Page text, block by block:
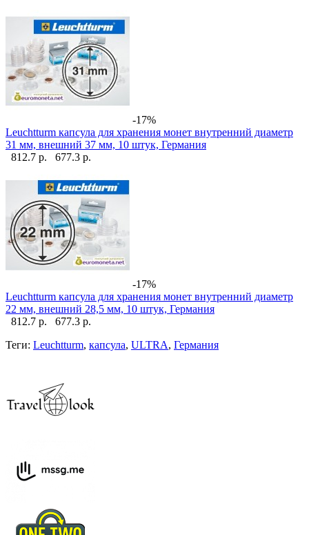
-17%
Leuchtturm капсула для хранения монет внутренний диаметр
31 мм, внешний 37 мм, 10 штук, Германия
812.7 р.
677.3 р.
-17%
Leuchtturm капсула для хранения монет внутренний диаметр
22 мм, внешний 28,5 мм, 10 штук, Германия
812.7 р.
677.3 р.
Теги: Leuchtturm, капсула, ULTRA, Германия